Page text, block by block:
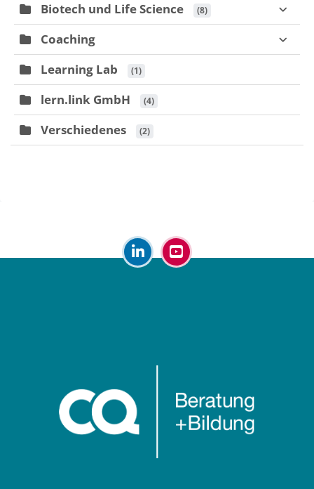
Biotech und Life Science (8)
Coaching
Learning Lab
(1)
lern.link GmbH (4)
Verschiedenes (2)